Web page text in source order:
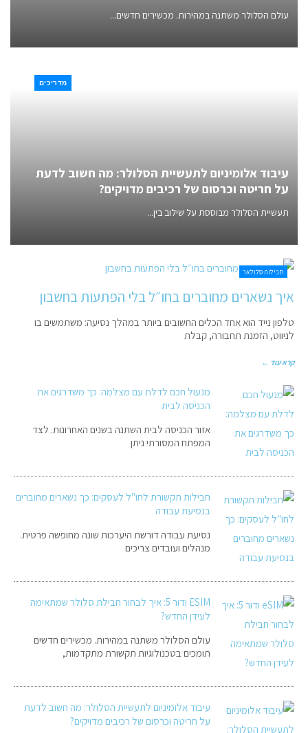
עולם הסלולר משתנה במהירות. מכשירים חדשים...
מדריכים
עיבוד אלומיניום לתעשיית הסלולר: מה חשוב לדעת
על חריטה וכרסום של רכיבים מדויקים?
תעשיית הסלולר מבוססת על שילוב בין...
חבילות סלולאר
איך נשארים מחוברים בחו״ל בלי הפתעות בחשבון
טלפון נייד הוא אחד הכלים החשובים ביותר במהלך נסיעה: משתמשים בו
לניווט, הזמנת תחבורה, קבלת
קרא עוד ←
מנעול חכם לדלת עם מצלמה: כך משדרגים את
הכניסה לבית
אזור הכניסה לבית השתנה בשנים האחרונות. לצד
המפתח המסורתי ניתן
חבילות תקשורת לחו"ל לעסקים: כך נשארים מחוברים
בנסיעת עבודה
נסיעת עבודה דורשת היערכות שונה מחופשה פרטית.
מנהלים ועובדים צריכים
ESIM ודור 5: איך לבחור חבילת סלולר שמתאימה
לעידן החדש?
עולם הסלולר משתנה במהירות. מכשירים חדשים
תומכים בטכנולוגיות תקשורת מתקדמות,
עיבוד אלומיניום לתעשיית הסלולר: מה חשוב לדעת
על חריטה וכרסום של רכיבים מדויקים?